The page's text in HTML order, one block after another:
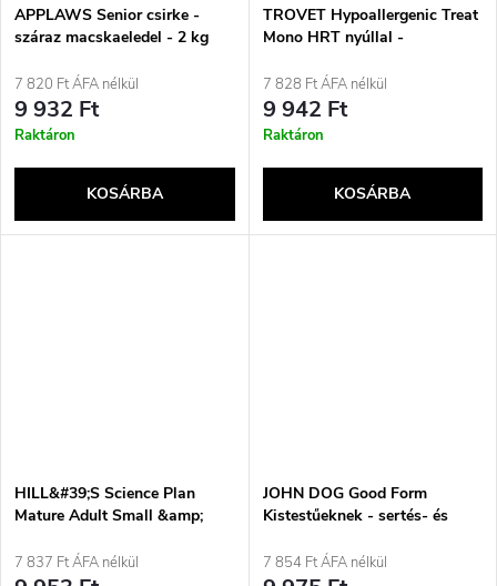
APPLAWS Senior csirke -
száraz macskaeledel - 2 kg
7 820 Ft ÁFA nélkül
9 932 Ft
Raktáron
KOSÁRBA
TROVET Hypoallergenic Treat
Mono HRT nyúllal -
250g
7 828 Ft ÁFA nélkül
9 942 Ft
Raktáron
KOSÁRBA
HILL&#39;S Science Plan
Mature Adult Small &amp;
7 837 Ft ÁFA nélkül
JOHN DOG Good Form
Kistestűeknek - sertés- és
3kg
7 854 Ft ÁFA nélkül